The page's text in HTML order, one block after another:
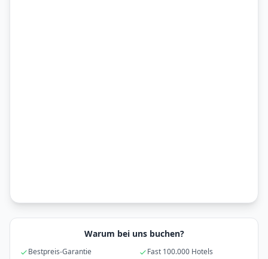
Warum bei uns buchen?
Bestpreis-Garantie
Fast 100.000 Hotels